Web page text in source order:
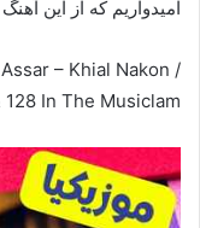
امیدواریم که از این
– Khial Nakon /
In The Musiclam